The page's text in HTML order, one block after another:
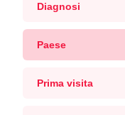
Diagnosi
Paese
Prima visita